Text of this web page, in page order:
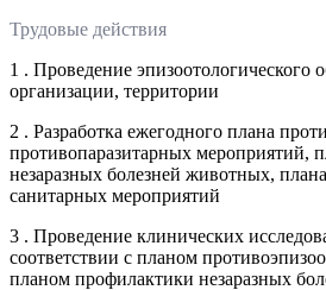
Трудовые действия
1 . Проведение эпизоотологического
организации, территории
2 . Разработка ежегодного плана
противопаразитарных мероприятий,
незаразных болезней животных,
санитарных мероприятий
3 . Проведение клинических
соответствии с планом
планом профилактики незаразных